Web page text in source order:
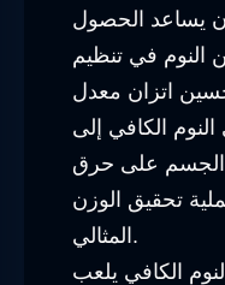
يساعد الحصول
النوم في تنظيم
اتزان معدل
النوم الكافي إلى
الجسم على حرق
تحقيق الوزن
المثالي.
الكافي يلعب